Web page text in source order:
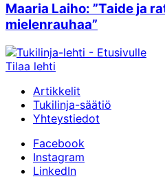
Maaria Laiho: ”Taide ja
mielenrauhaa”
Tilaa lehti
Artikkelit
Tukilinja-säätiö
Yhteystiedot
Facebook
Instagram
LinkedIn